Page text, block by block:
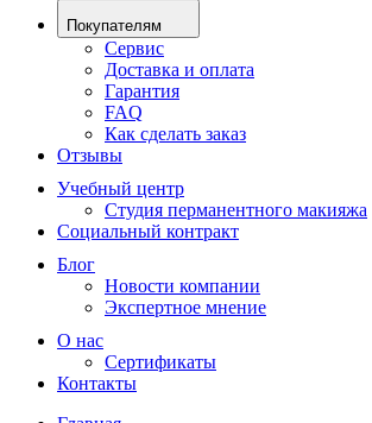
Покупателям
Сервис
Доставка и оплата
Гарантия
FAQ
Как сделать заказ
Отзывы
Учебный центр
Студия перманентного макияжа
Социальный контракт
Блог
Новости компании
Экспертное мнение
О нас
Сертификаты
Контакты